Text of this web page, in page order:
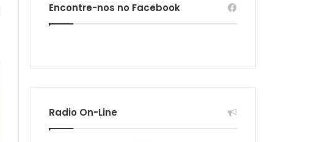
Encontre-nos no Facebook
Radio On-Line